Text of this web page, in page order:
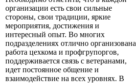
организации есть свои сильные
стороны, свои традиции, яркие
мероприятия, достижения и
интересный опыт. Во многих
подразделениях отлично организована
работа цехкома и профгрупоргов,
поддерживается связь с ветеранами,
идет постоянное общение и
взаимодействие на всех уровнях. В